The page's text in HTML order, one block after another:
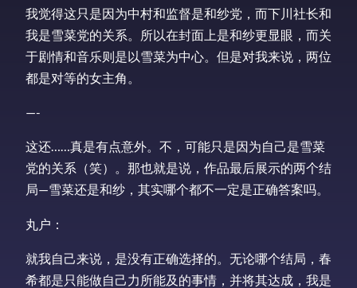
我觉得这只是因为中村和监督是和纱党，而下川社长和
我是雪菜党的关系。所以在封面上是和纱更显眼，而关
于剧情和音乐则是以雪菜为中心。但是对我来说，两位
都是对等的女主角。
—-
这还……真是有点意外。不，可能只是因为自己是雪菜
党的关系（笑）。那也就是说，作品最后展示的两个结
局—雪菜还是和纱，其实哪个都不一定是正确答案吗。
丸户：
就我自己来说，是没有正确选择的。无论哪个结局，春
希都是只能做自己力所能及的事情，并将其达成，我是